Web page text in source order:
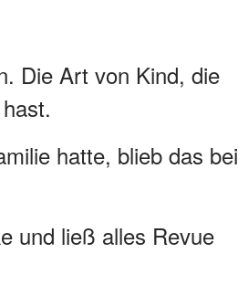
Die Art von Kind, die
hatte, blieb das bei
und ließ alles Revue